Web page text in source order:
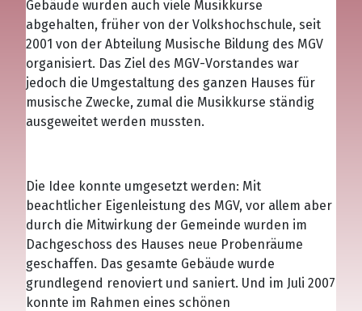
Gebäude wurden auch viele Musikkurse
abgehalten, früher von der Volkshochschule, seit
2001 von der Abteilung Musische Bildung des MGV
organisiert. Das Ziel des MGV-Vorstandes war
jedoch die Umgestaltung des ganzen Hauses für
musische Zwecke, zumal die Musikkurse ständig
ausgeweitet werden mussten.
Die Idee konnte umgesetzt werden: Mit
beachtlicher Eigenleistung des MGV, vor allem aber
durch die Mitwirkung der Gemeinde wurden im
Dachgeschoss des Hauses neue Probenräume
geschaffen. Das gesamte Gebäude wurde
grundlegend renoviert und saniert. Und im Juli 2007
konnte im Rahmen eines schönen